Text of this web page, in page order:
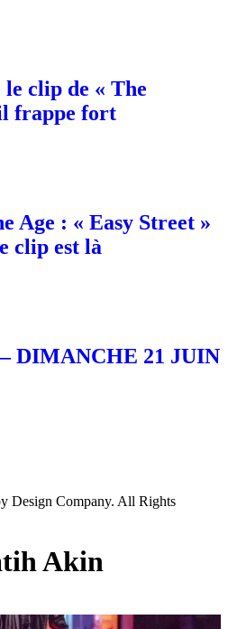
clip de « The
frappe fort
Age : « Easy Street »
clip est là
DIMANCHE 21 JUIN
Design Company. All Rights
Akin